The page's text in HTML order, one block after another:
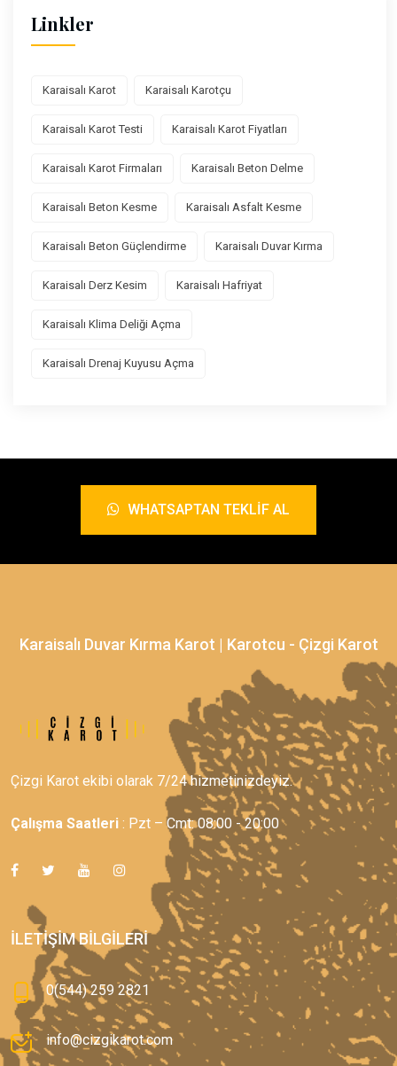
Linkler
Karaisalı Karot Karaisalı Karotçu
Karaisalı Karot Testi Karaisalı Karot Fiyatları
Karaisalı Karot Firmaları Karaisalı Beton Delme
Karaisalı Beton Kesme Karaisalı Asfalt Kesme
Karaisalı Beton Güçlendirme Karaisalı Duvar Kırma
Karaisalı Derz Kesim Karaisalı Hafriyat
Karaisalı Klima Deliği Açma
Karaisalı Drenaj Kuyusu Açma
WHATSAPTAN TEKLIF AL
Karaisalı Duvar Kırma Karot | Karotcu - Çizgi Karot
Çizgi Karot ekibi olarak 7/24 hizmetinizdeyiz.
Çalışma Saatleri : Pzt – Cmt: 08:00 - 20:00
İLETIŞIM BILGILERI
0(544) 259 2821
info@cizgikarot.com